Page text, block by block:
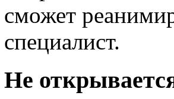
сможет
специалист.
Не